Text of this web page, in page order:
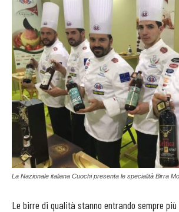
La Nazionale italiana Cuochi presenta le specialità Birra
Le birre di qualità stanno entrando sempre più